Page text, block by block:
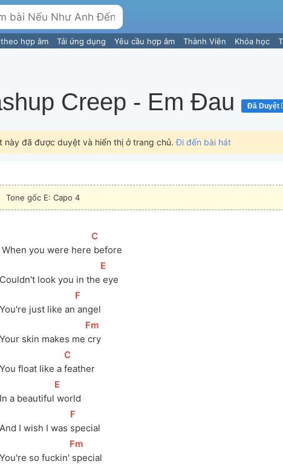
hợp âm Tải ứng dụng Yêu cầu hợp âm Thành Viên Khóa học
Creep - Em Đau Đã Duyệt
này đã được duyệt và hiển thị ở trang chủ.Đi đến bài hát
Tone gốc E: Capo 4
When you were here
[
C
before
Couldn't look you in the
[E
eye
You're just like an
[F
angel
Your skin makes me
[Fm
cry
You float like a
[
C
feather
In a beautiful
[E
world
And I wish I was
[F
special
You're so fuckin'
[Fm
special